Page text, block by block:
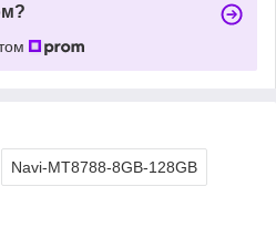
Navi-MT8788-8GB-128GB